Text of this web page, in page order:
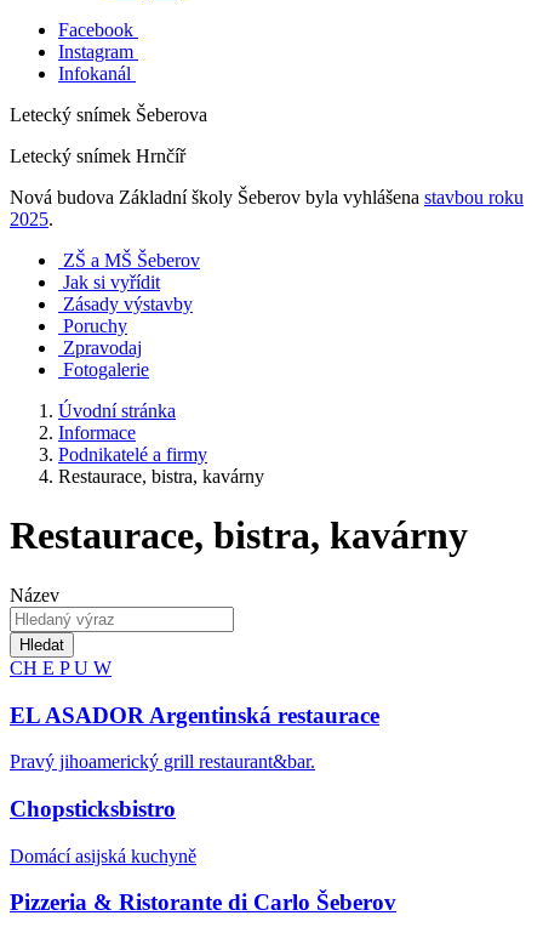
Facebook
Instagram
Infokanál
Letecký snímek Šeberova
Letecký snímek Hrnčíř
Nová budova Základní školy Šeberov byla vyhlášena stavbou roku
2025.
ZŠ a MŠ Šeberov
Jak si vyřídit
Zásady výstavby
Poruchy
Zpravodaj
Fotogalerie
Úvodní stránka
Informace
Podnikatelé a firmy
Restaurace, bistra, kavárny
Restaurace, bistra, kavárny
Název
Hledat
CH E PU W
EL ASADOR Argentinská restaurace
Pravý jihoamerický grill restaurant&bar.
Chopsticksbistro
Domácí asijská kuchyně
Pizzeria & Ristorante di Carlo Šeberov